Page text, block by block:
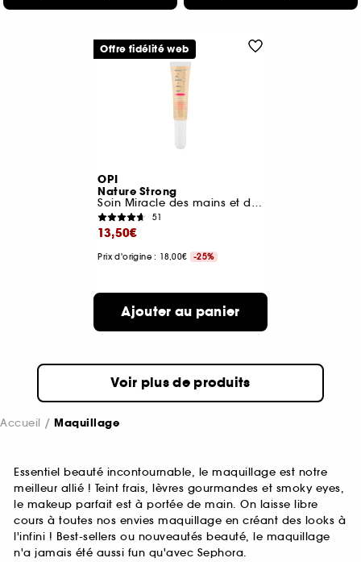
OPI
Nature Strong
Soin Miracle des mains et des pieds
51
13,50€
Prix d'origine : 18,00€ -25%
Ajouter au panier
Offre fidélité web
Voir plus de produits
Accueil Maquillage
Essentiel beauté incontournable, le maquillage est notre
meilleur allié ! Teint frais, lèvres gourmandes et smoky eyes,
le makeup parfait est à portée de main. On laisse libre
cours à toutes nos envies maquillage en créant des looks à
l'infini ! Best-sellers ou nouveautés beauté, le maquillage
n'a jamais été aussi fun qu'avec Sephora.